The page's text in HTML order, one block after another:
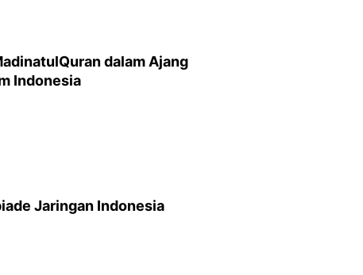
dalam Ajang
Indonesia
Jaringan Indonesia